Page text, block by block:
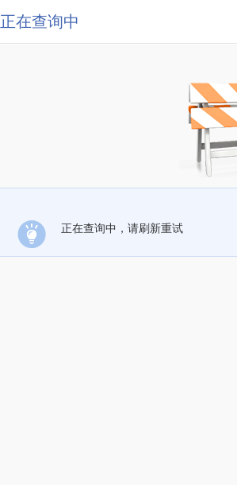
正在查询中
正在查询中，请刷新重试